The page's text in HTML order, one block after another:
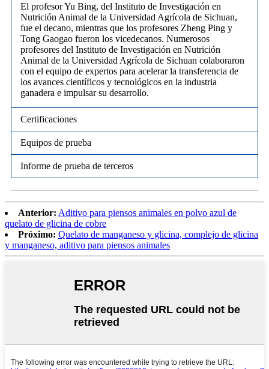
El profesor Yu Bing, del Instituto de Investigación en
Nutrición Animal de la Universidad Agrícola de Sichuan,
fue el decano, mientras que los profesores Zheng Ping y
Tong Gaogao fueron los vicedecanos. Numerosos
profesores del Instituto de Investigación en Nutrición
Animal de la Universidad Agrícola de Sichuan colaboraron
con el equipo de expertos para acelerar la transferencia de
los avances científicos y tecnológicos en la industria
ganadera e impulsar su desarrollo.
Certificaciones
Equipos de prueba
Informe de prueba de terceros
Anterior: Aditivo para piensos animales en polvo azul de
quelato de glicina de cobre
Próximo: Quelato de manganeso y glicina, complejo de glicina
y manganeso, aditivo para piensos animales